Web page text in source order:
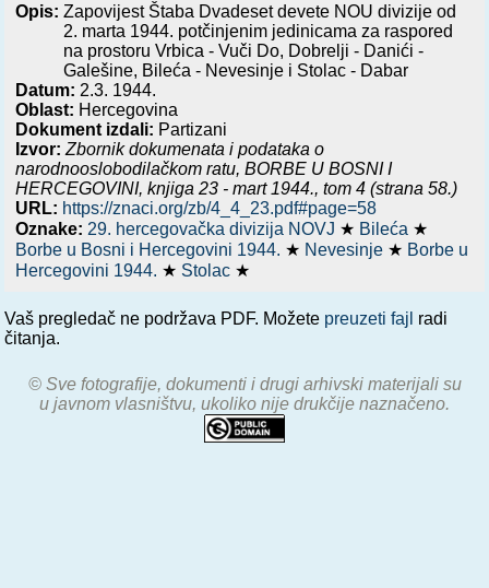
Opis:Zapovijest Štaba Dvadeset devete NOU divizije od
2. marta 1944. potčinjenim jedinicama za raspored
na prostoru Vrbica - Vuči Do, Dobrelji - Danići -
Galešine, Bileća - Nevesinje i Stolac - Dabar
Datum: 2.3. 1944.
Oblast: Hercegovina
Dokument izdali: Partizani
Izvor: Zbornik dokumenata i podataka o
narodnooslobodilačkom ratu,BORBE U BOSNI I
HERCEGOVINI, knjiga 23 - mart 1944., tom 4 (strana 58.)
URL: https://znaci.org/zb/4_4_23.pdf#page=58
Oznake: 29. hercegovačka divizija NOVJ ★ Bileća ★
Borbe u Bosni i Hercegovini 1944. ★ Nevesinje ★ Borbe u
Hercegovini 1944. ★ Stolac ★
Vaš pregledač ne podržava PDF. Možete preuzeti fajl radi
čitanja.
© Sve fotografije, dokumenti i drugi arhivski materijali su
u javnom vlasništvu, ukoliko nije drukčije naznačeno.